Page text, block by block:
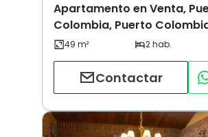
Apartamento en Venta,
Colombia, Puerto
Contactar